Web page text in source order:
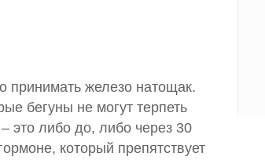
принимать железо натощак.
бегуны не могут терпеть
это либо до, либо через 30
который препятствует